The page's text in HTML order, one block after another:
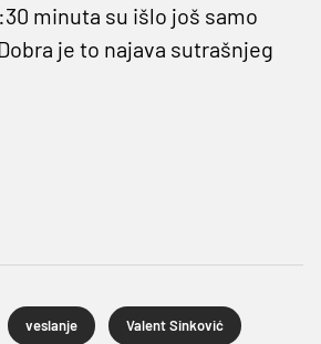
minuta su išlo još samo
je to najava sutrašnjeg
veslanje Valent Sinković